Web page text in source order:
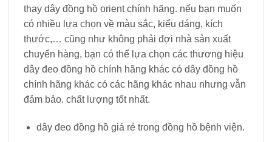
thay dây đồng hồ orient chính hãng. nếu bạn muốn
có nhiều lựa chọn về màu sắc, kiểu dáng, kích
thước,… cũng như không phải đợi nhà sản xuất
chuyển hàng, bạn có thể lựa chọn các thương hiệu
dây đeo đồng hồ chính hãng khác có dây đồng hồ
chính hãng khác có các hãng khác nhau nhưng vẫn
đảm bảo. chất lượng tốt nhất.
dây đeo đồng hồ giá rẻ trong đồng hồ bệnh viện.